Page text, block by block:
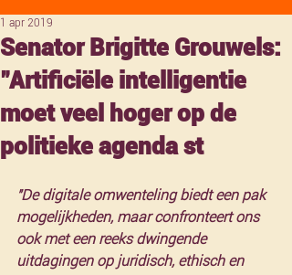
Senator Brigitte Grouwels:
"Artificiële intelligentie
moet veel hoger op de
politieke agenda st
1 apr 2019
"De digitale omwenteling biedt een pak
mogelijkheden, maar confronteert ons
ook met een reeks dwingende
uitdagingen op juridisch, ethisch en